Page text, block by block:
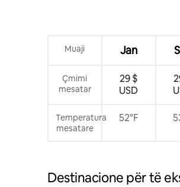
Muaji Jan
Çmimi
mesatar
29 $
USD
Temperatura
mesatare
52°F
Destinacione për të